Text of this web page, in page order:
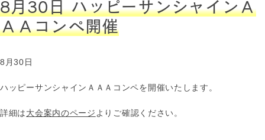
8月30日 ハッピーサンシャインＡ
ＡＡコンペ開催
8月30日
ハッピーサンシャインＡＡＡコンペを開催いたします。
詳細は大会案内のページ よりご確認ください。